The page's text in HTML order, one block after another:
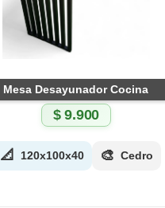
Mesa Desayunador Cocina
$9.900
📐 120x100x40 🎨 Cedro